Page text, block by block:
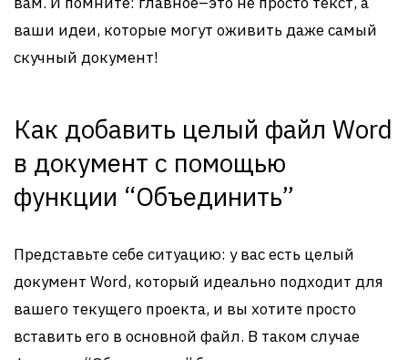
ваши идеи, которые могут оживить даже самый
скучный документ!
Как добавить целый файл Word
в документ с помощью
функции “Объединить”
Представьте себе ситуацию: у вас есть целый
документ Word, который идеально подходит для
вашего текущего проекта, и вы хотите просто
вставить его в основной файл. В таком случае